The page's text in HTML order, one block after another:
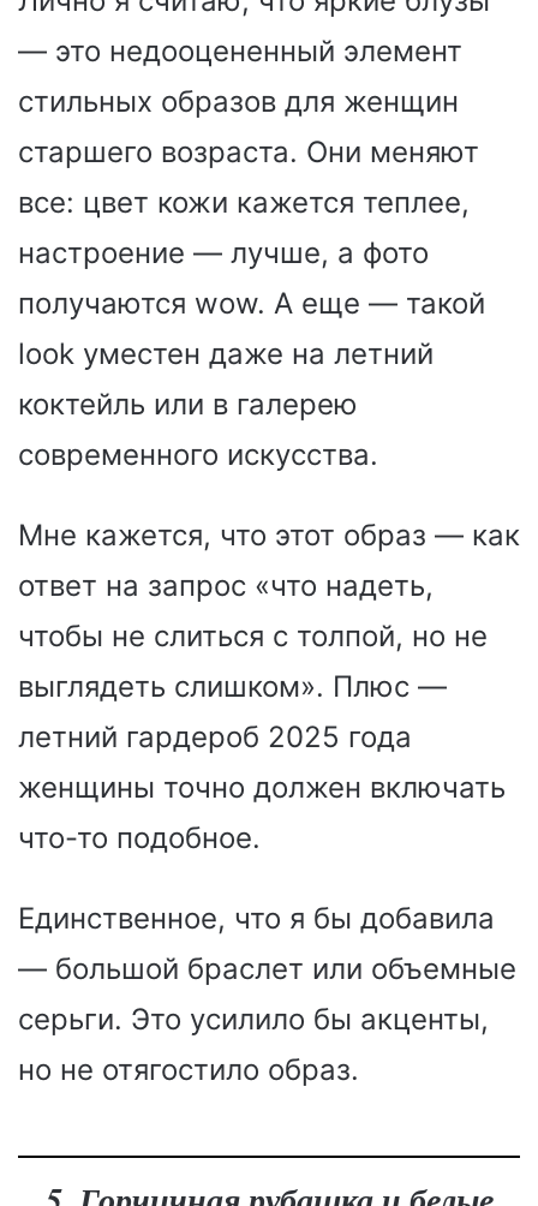
— это недооцененный элемент
стильных образов для женщин
старшего возраста. Они меняют
все: цвет кожи кажется теплее,
настроение — лучше, а фото
получаются wow. А еще — такой
look уместен даже на летний
коктейль или в галерею
современного искусства.
Мне кажется, что этот образ — как
ответ на запрос «что надеть,
чтобы не слиться с толпой, но не
выглядеть слишком». Плюс —
летний гардероб 2025 года
женщины точно должен включать
что-то подобное.
Единственное, что я бы добавила
— большой браслет или объемные
серьги. Это усилило бы акценты,
но не отягостило образ.